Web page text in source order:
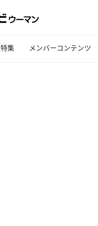
特集 メンバーコンテンツ